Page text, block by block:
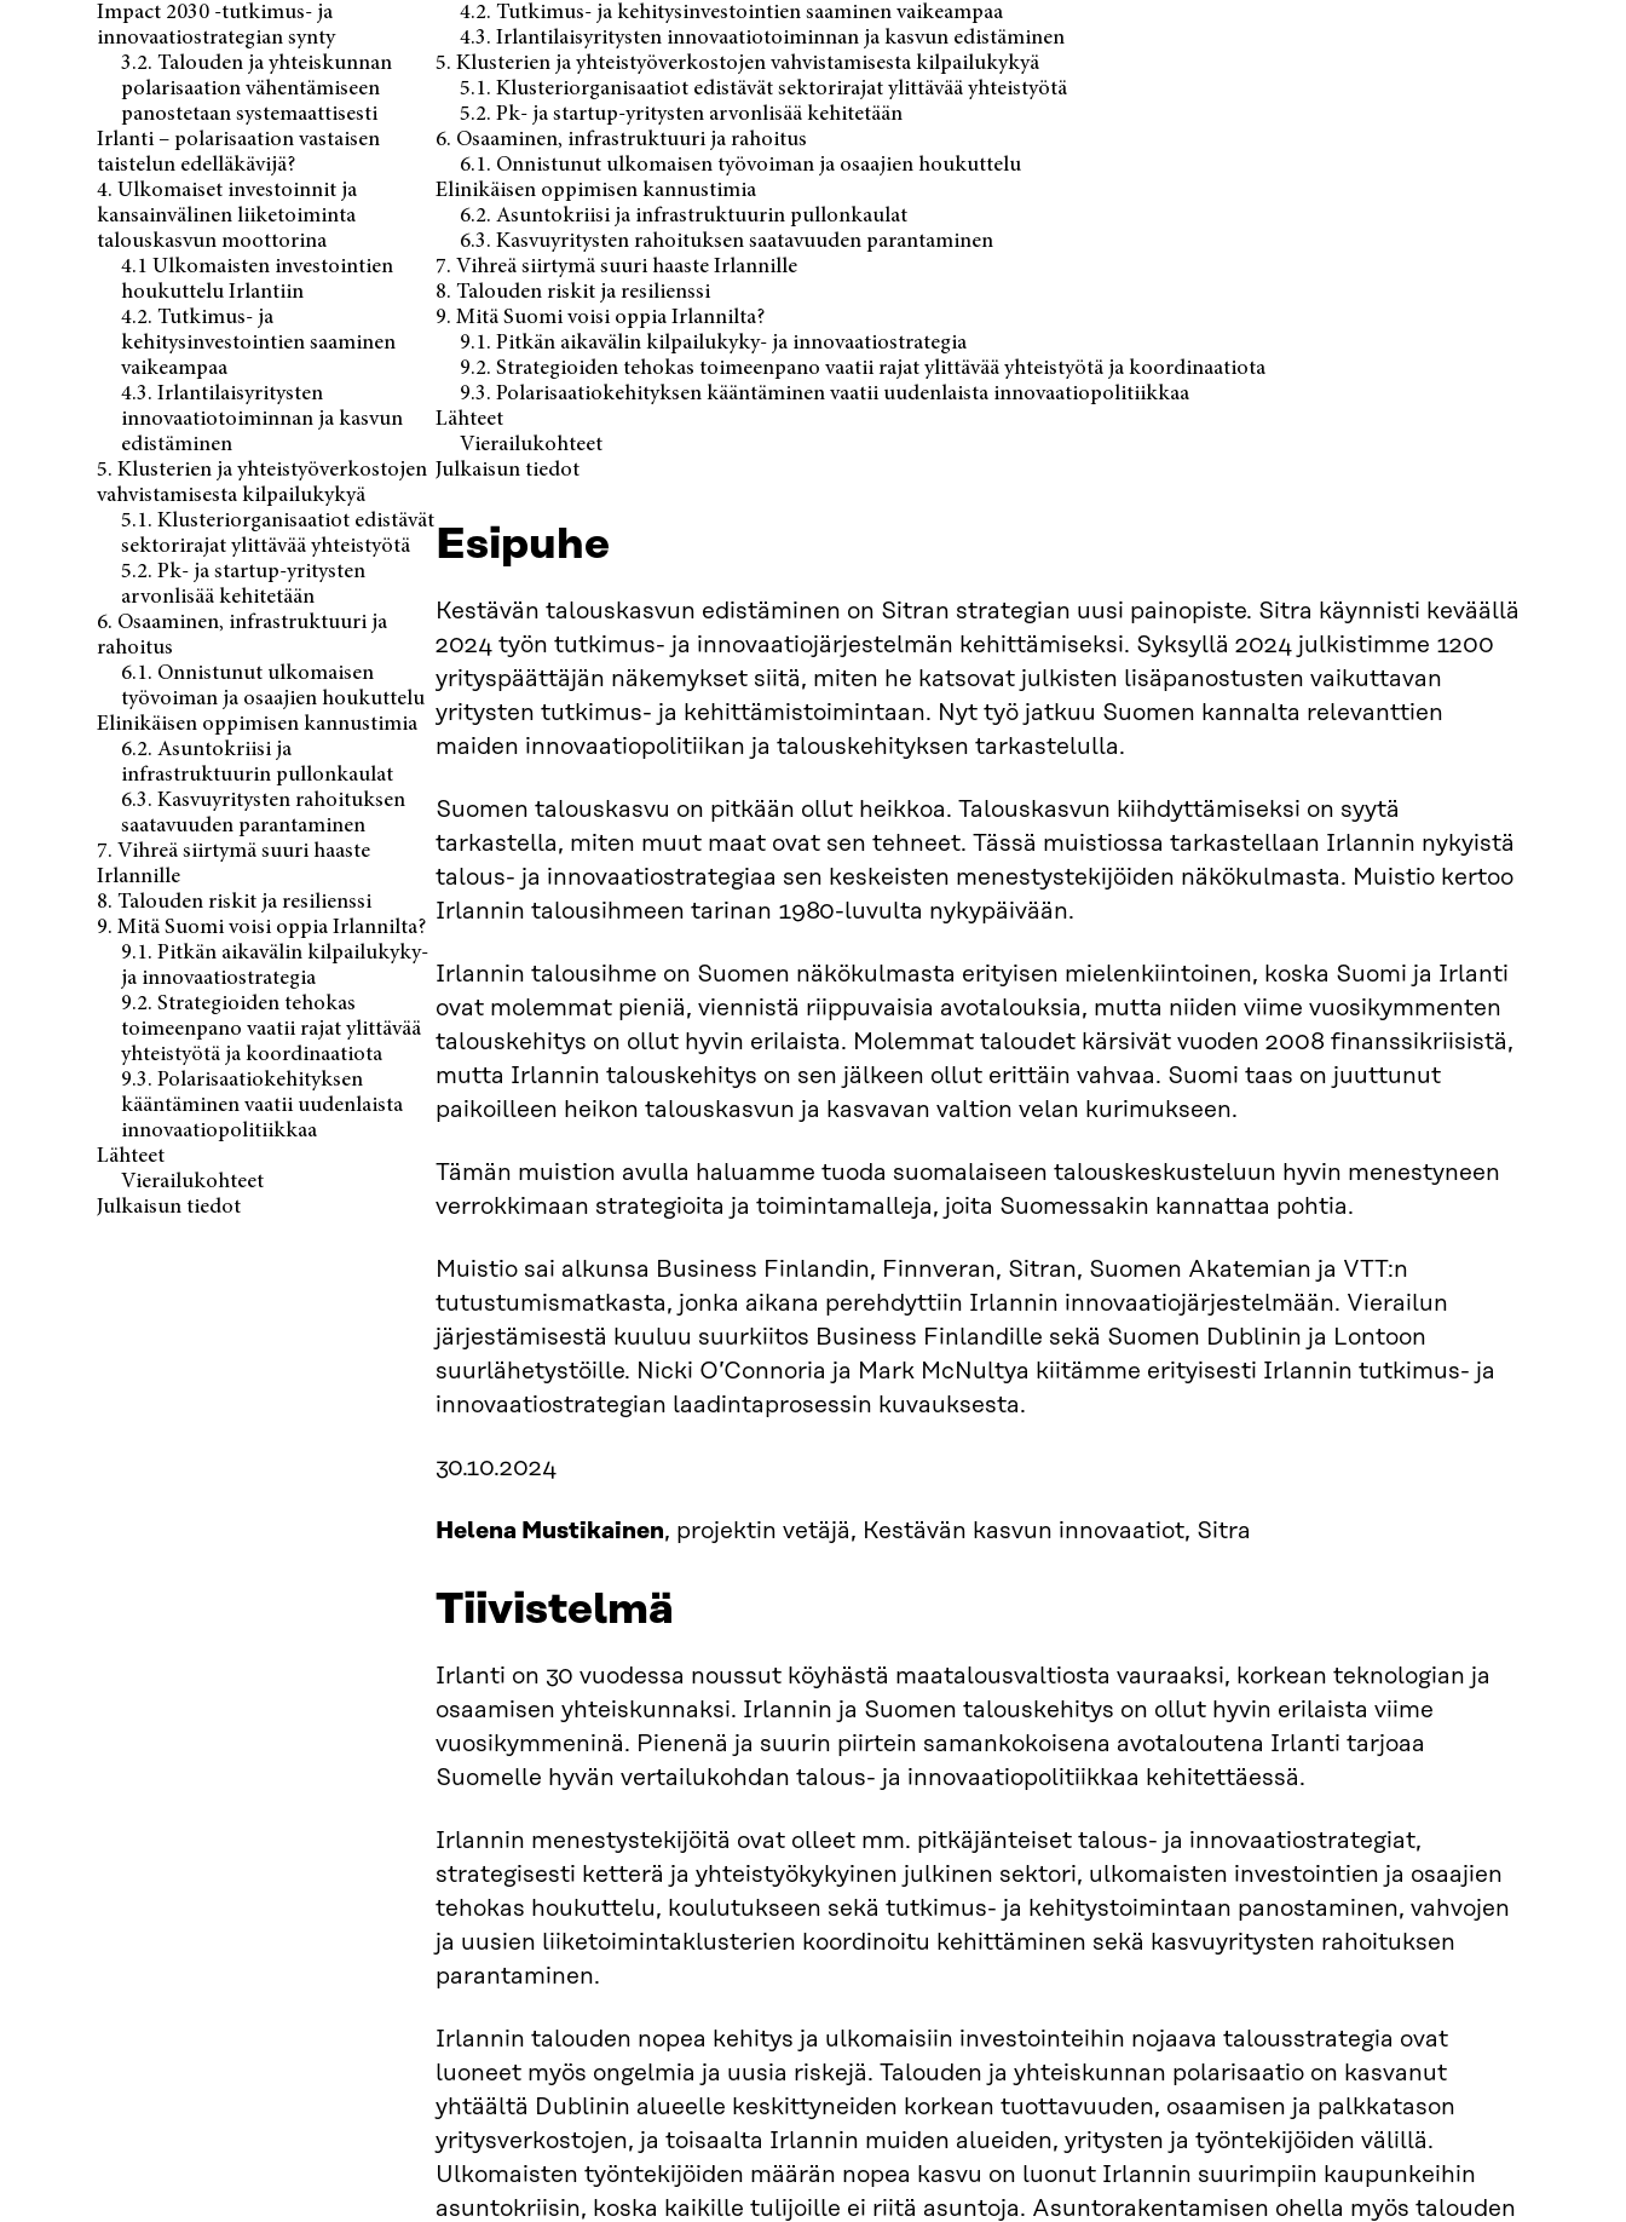
Impact 2030 -tutkimus- ja
innovaatiostrategian synty
3.2. Talouden ja yhteiskunnan
polarisaation vähentämiseen
panostetaan systemaattisesti
Irlanti – polarisaation vastaisen
taistelun edelläkävijä?
4. Ulkomaiset investoinnit ja
kansainvälinen liiketoiminta
talouskasvun moottorina
4.1 Ulkomaisten investointien
houkuttelu Irlantiin
4.2. Tutkimus- ja
kehitysinvestointien saaminen
vaikeampaa
4.3. Irlantilaisyritysten
innovaatiotoiminnan ja kasvun
edistäminen
5. Klusterien ja yhteistyöverkostojen
vahvistamisesta kilpailukykyä
5.1. Klusteriorganisaatiot edistävät
sektorirajat ylittävää yhteistyötä
5.2. Pk- ja startup-yritysten
arvonlisää kehitetään
6. Osaaminen, infrastruktuuri ja
rahoitus
6.1. Onnistunut ulkomaisen
työvoiman ja osaajien houkuttelu
Elinikäisen oppimisen kannustimia
6.2. Asuntokriisi ja
infrastruktuurin pullonkaulat
6.3. Kasvuyritysten rahoituksen
saatavuuden parantaminen
7. Vihreä siirtymä suuri haaste
Irlannille
8. Talouden riskit ja resilienssi
9. Mitä Suomi voisi oppia Irlannilta?
9.1. Pitkän aikavälin kilpailukyky-
ja innovaatiostrategia
9.2. Strategioiden tehokas
toimeenpano vaatii rajat ylittävää
yhteistyötä ja koordinaatiota
9.3. Polarisaatiokehityksen
kääntäminen vaatii uudenlaista
innovaatiopolitiikkaa
Lähteet
Vierailukohteet
Julkaisun tiedot
4.2. Tutkimus- ja kehitysinvestointien saaminen vaikeampaa
4.3. Irlantilaisyritysten innovaatiotoiminnan ja kasvun edistäminen
5. Klusterien ja yhteistyöverkostojen vahvistamisesta kilpailukykyä
5.1. Klusteriorganisaatiot edistävät sektorirajat ylittävää yhteistyötä
5.2. Pk- ja startup-yritysten arvonlisää kehitetään
6. Osaaminen, infrastruktuuri ja rahoitus
6.1. Onnistunut ulkomaisen työvoiman ja osaajien houkuttelu
Elinikäisen oppimisen kannustimia
6.2. Asuntokriisi ja infrastruktuurin pullonkaulat
6.3. Kasvuyritysten rahoituksen saatavuuden parantaminen
7. Vihreä siirtymä suuri haaste Irlannille
8. Talouden riskit ja resilienssi
9. Mitä Suomi voisi oppia Irlannilta?
9.1. Pitkän aikavälin kilpailukyky- ja innovaatiostrategia
9.2. Strategioiden tehokas toimeenpano vaatii rajat ylittävää yhteistyötä ja koordinaatiota
9.3. Polarisaatiokehityksen kääntäminen vaatii uudenlaista innovaatiopolitiikkaa
Lähteet
Vierailukohteet
Julkaisun tiedot
Esipuhe
Kestävän talouskasvun edistäminen on Sitran strategian uusi painopiste. Sitra käynnisti keväällä
2024 työn tutkimus- ja innovaatiojärjestelmän kehittämiseksi. Syksyllä 2024 julkistimme 1200
yrityspäättäjän näkemykset siitä, miten he katsovat julkisten lisäpanostusten vaikuttavan
yritysten tutkimus- ja kehittämistoimintaan. Nyt työ jatkuu Suomen kannalta relevanttien
maiden innovaatiopolitiikan ja talouskehityksen tarkastelulla.
Suomen talouskasvu on pitkään ollut heikkoa. Talouskasvun kiihdyttämiseksi on syytä
tarkastella, miten muut maat ovat sen tehneet. Tässä muistiossa tarkastellaan Irlannin nykyistä
talous- ja innovaatiostrategiaa sen keskeisten menestystekijöiden näkökulmasta. Muistio kertoo
Irlannin talousihmeen tarinan 1980-luvulta nykypäivään.
Irlannin talousihme on Suomen näkökulmasta erityisen mielenkiintoinen, koska Suomi ja Irlanti
ovat molemmat pieniä, viennistä riippuvaisia avotalouksia, mutta niiden viime vuosikymmenten
talouskehitys on ollut hyvin erilaista. Molemmat taloudet kärsivät vuoden 2008 finanssikriisistä,
mutta Irlannin talouskehitys on sen jälkeen ollut erittäin vahvaa. Suomi taas on juuttunut
paikoilleen heikon talouskasvun ja kasvavan valtion velan kurimukseen.
Tämän muistion avulla haluamme tuoda suomalaiseen talouskeskusteluun hyvin menestyneen
verrokkimaan strategioita ja toimintamalleja, joita Suomessakin kannattaa pohtia.
Muistio sai alkunsa Business Finlandin, Finnveran, Sitran, Suomen Akatemian ja VTT:n
tutustumismatkasta, jonka aikana perehdyttiin Irlannin innovaatiojärjestelmään. Vierailun
järjestämisestä kuuluu suurkiitos Business Finlandille sekä Suomen Dublinin ja Lontoon
suurlähetystöille. Nicki O’Connoria ja Mark McNultya kiitämme erityisesti Irlannin tutkimus- ja
innovaatiostrategian laadintaprosessin kuvauksesta.
30.10.2024
Helena Mustikainen, projektin vetäjä, Kestävän kasvun innovaatiot, Sitra
Tiivistelmä
Irlanti on 30 vuodessa noussut köyhästä maatalousvaltiosta vauraaksi, korkean teknologian ja
osaamisen yhteiskunnaksi. Irlannin ja Suomen talouskehitys on ollut hyvin erilaista viime
vuosikymmeninä. Pienenä ja suurin piirtein samankokoisena avotaloutena Irlanti tarjoaa
Suomelle hyvän vertailukohdan talous- ja innovaatiopolitiikkaa kehitettäessä.
Irlannin menestystekijöitä ovat olleet mm. pitkäjänteiset talous- ja innovaatiostrategiat,
strategisesti ketterä ja yhteistyökykyinen julkinen sektori, ulkomaisten investointien ja osaajien
tehokas houkuttelu, koulutukseen sekä tutkimus- ja kehitystoimintaan panostaminen, vahvojen
ja uusien liiketoimintaklusterien koordinoitu kehittäminen sekä kasvuyritysten rahoituksen
parantaminen.
Irlannin talouden nopea kehitys ja ulkomaisiin investointeihin nojaava talousstrategia ovat
luoneet myös ongelmia ja uusia riskejä. Talouden ja yhteiskunnan polarisaatio on kasvanut
yhtäältä Dublinin alueelle keskittyneiden korkean tuottavuuden, osaamisen ja palkkatason
yritysverkostojen, ja toisaalta Irlannin muiden alueiden, yritysten ja työntekijöiden välillä.
Ulkomaisten työntekijöiden määrän nopea kasvu on luonut Irlannin suurimpiin kaupunkeihin
asuntokriisin, koska kaikille tulijoille ei riitä asuntoja. Asuntorakentamisen ohella myös talouden